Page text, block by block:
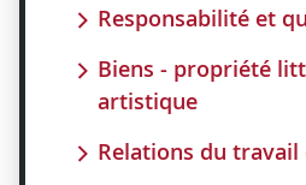
Responsabilité et
Biens - propriété
artistique
Relations du